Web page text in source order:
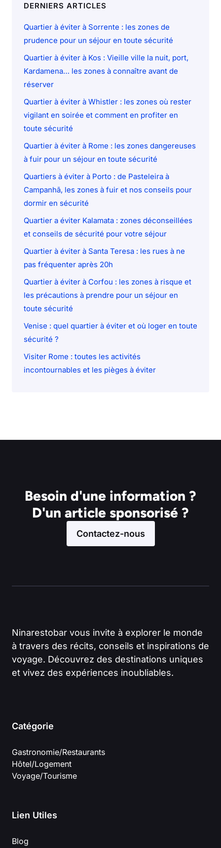
DERNIERS ARTICLES
Quartier à éviter à Sorrente : les zones de
prudence pour un séjour en toute sécurité
Quartier à éviter à Kos : Vieille ville la nuit, port,
Kardamena… les zones à connaître avant de
réserver
Quartier à éviter à Whistler : les zones où rester
vigilant en soirée et comment en profiter en
toute sécurité
Quartier à éviter à Rome : les zones dangereuses
à fuir pour un séjour en toute sécurité
Quartiers à éviter à Porto : de Pasteleira à
Campanhã, les zones à fuir et nos conseils pour
dormir en sécurité
Quartier a éviter Kalamata : zones déconseillées
et conseils de sécurité pour votre séjour
Quartier à éviter à Santa Teresa : les rues à ne
pas fréquenter après 20h
Quartier à éviter à Corfou : les zones à risque et
les précautions à prendre pour un séjour en
toute sécurité
Venise : quel quartier à éviter et où loger en toute
sécurité ?
Visiter Rome : toutes les activités
incontournables et les pièges à éviter
Besoin d'une information ?
D'un article sponsorisé ?
Contactez-nous
Ninarestobar vous invite à explorer le monde
à travers des récits, conseils et inspirations de
voyage. Découvrez des destinations uniques
et vivez des expériences inoubliables.
Catégorie
Gastronomie/Restaurants
Hôtel/Logement
Voyage/Tourisme
Lien Utiles
Blog